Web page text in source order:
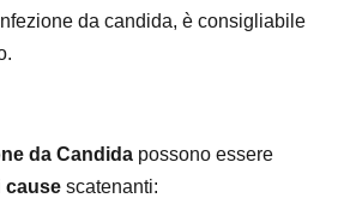
da candida, è consigliabile
da Candida possono essere
cause scatenanti: